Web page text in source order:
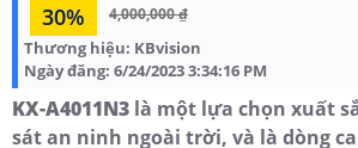
30% 4,000,000 ₫
Thương hiệu: KBvision
Ngày đăng: 6/24/2023 3:34:16 PM
KX-A4011N3 là một lựa chọn xuất
sát an ninh ngoài trời, và là dòng